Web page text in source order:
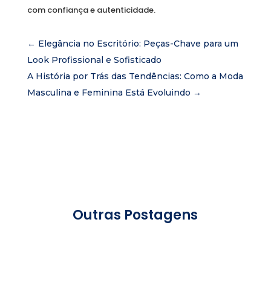
com confiança e autenticidade.
← Elegância no Escritório: Peças-Chave para um
Look Profissional e Sofisticado
A História por Trás das Tendências: Como a Moda
Masculina e Feminina Está Evoluindo →
Outras Postagens